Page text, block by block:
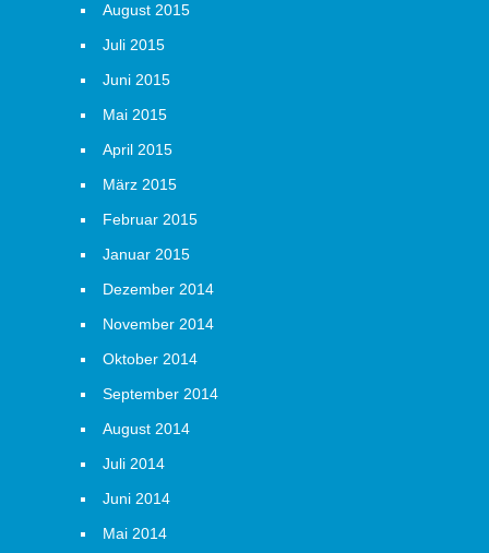
August 2015
Juli 2015
Juni 2015
Mai 2015
April 2015
März 2015
Februar 2015
Januar 2015
Dezember 2014
November 2014
Oktober 2014
September 2014
August 2014
Juli 2014
Juni 2014
Mai 2014